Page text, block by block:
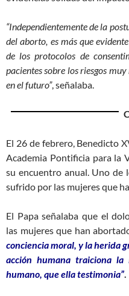
“Independientemente de la
del aborto, es más que
de los protocolos de
pacientes sobre los riesgos
en el futuro”, señalaba.
El 26 de febrero, Benedicto
Academia Pontificia para la
su encuentro anual. Uno de
sufrido por las mujeres que
El Papa señalaba que el
las mujeres que han
conciencia moral, y la herida
acción humana traiciona
humano, que ella testimonia”.